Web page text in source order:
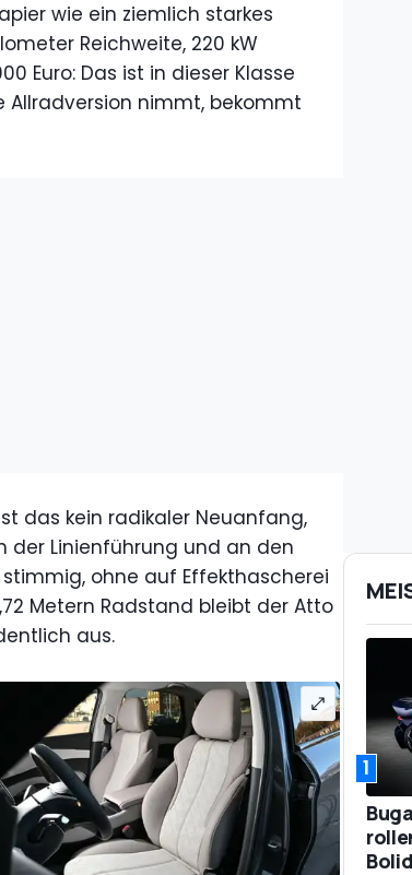
wie ein ziemlich starkes
Reichweite, 220 kW
Euro: Das ist in dieser Klasse
Allradversion nimmt, bekommt
das kein radikaler Neuanfang,
der Linienführung und an den
ohne auf Effekthascherei
Metern Radstand bleibt der Atto
aus.
1